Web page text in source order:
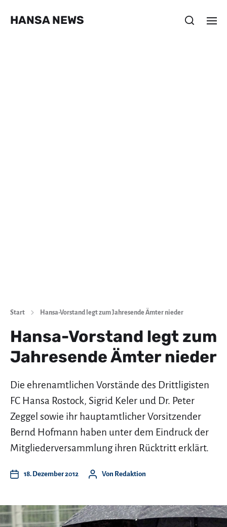
HANSA NEWS
Start Hansa-Vorstand legt zum Jahresende Ämter nieder
Hansa-Vorstand legt zum
Jahresende Ämter nieder
Die ehrenamtlichen Vorstände des Drittligisten
FC Hansa Rostock, Sigrid Keler und Dr. Peter
Zeggel sowie ihr hauptamtlicher Vorsitzender
Bernd Hofmann haben unter dem Eindruck der
Mitgliederversammlung ihren Rücktritt erklärt.
18. Dezember 2012 Von Redaktion